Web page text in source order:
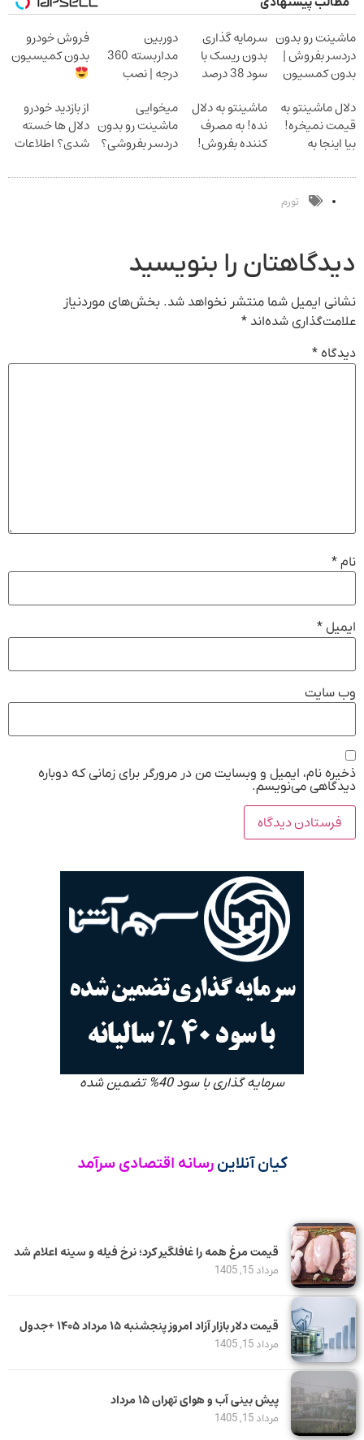
ماشینت رو بدون
دردسر بفروش |
بدون کمسیون
سرمایه گذاری
بدون ریسک با
سود 38 درصد
دوربین
مداربسته 360
درجه | نصب
فروش خودرو
بدون کمیسیون
دلال ماشینتو به
قیمت نمیخره!
بیا اینجا به
بفروش*فقط
خریدار واقعی*
ماشینتو به دلال
نده! به مصرف
کننده بفروش!
یک تماس
میخوایی
ماشینت رو بدون
دردسر بفروشی؟
از بازدید خودرو
دلال ها خسته
شدی؟ اطلاعات
ثبت کن
تورم
دیدگاهتان را بنویسید
نشانی ایمیل شما منتشر نخواهد شد. بخش‌های موردنیاز
علامت‌گذاری شده‌اند *
دیدگاه *
نام *
ایمیل *
وب‌ سایت
ذخیره نام، ایمیل و وبسایت من در مرورگر برای زمانی که دوباره
دیدگاهی می‌نویسم.
سرمایه گذاری با سود 40% تضمین شده
کیان آنلاین رسانه اقتصادی سرآمد
قیمت مرغ همه را غافلگیر کرد؛ نرخ فیله و سینه اعلام شد
مرداد 15, 1405
قیمت دلار بازار آزاد امروز پنجشنبه ۱۵ مرداد ۱۴۰۵ +جدول
مرداد 15, 1405
پیش بینی آب و هوای تهران ۱۵ مرداد
مرداد 15, 1405